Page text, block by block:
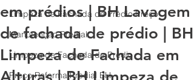
Limpeza de Fachada de Prédio Preço
Manutenção Predial
Limpeza de Fachada de Prédio
Preço Reforma Predial BH
em prédios | BH Lavagem
de fachada de prédio | BH
Limpeza de Fachada em